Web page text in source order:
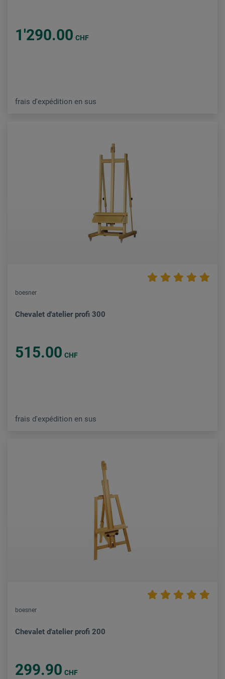
1'290.00 CHF
frais d'expédition en sus
boesner
Chevalet d'atelier profi 300
515.00 CHF
frais d'expédition en sus
boesner
Chevalet d'atelier profi 200
299.90 CHF